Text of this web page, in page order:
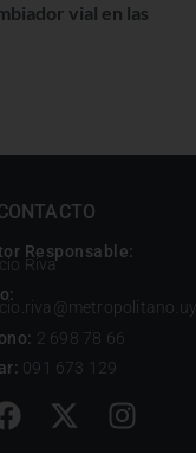
vial en las
Responsable:
Riva
2 698 78 66
091 673 129